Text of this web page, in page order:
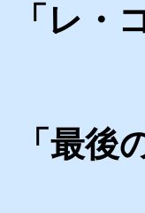
「レ
「最